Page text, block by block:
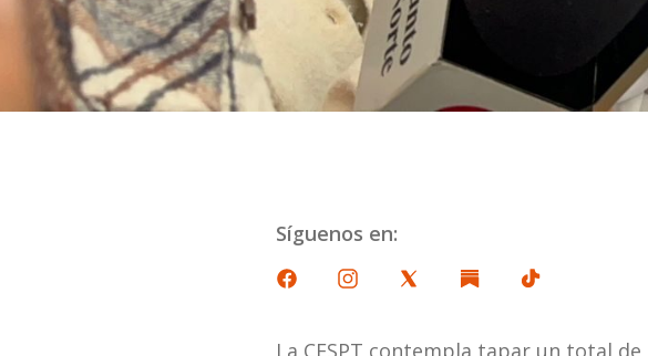
Síguenos en:
La CESPT contempla tapar un total